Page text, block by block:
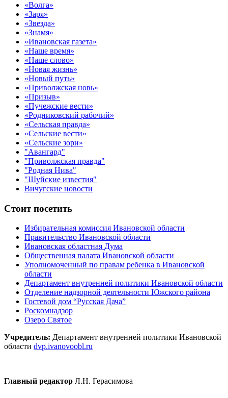
«Волга»
«Заря»
«Звезда»
«Знамя»
«Ивановская газета»
«Наше время»
«Наше слово»
«Новая жизнь»
«Новый путь»
«Приволжская новь»
«Призыв»
«Пучежские вести»
«Родниковский рабочий»
«Сельская правда»
«Сельские вести»
«Сельские зори»
"Авангард"
"Приволжская правда"
"Родная Нива"
"Шуйские известия"
Вичугские новости
Стоит посетить
Избирательная комиссия Ивановской области
Правительство Ивановской области
Ивановская областная Дума
Общественная палата Ивановской области
Уполномоченный по правам ребенка в Ивановской
области
Департамент внутренней политики Ивановской области
Отделение надзорной деятельности Южского района
Гостевой дом “Русская Дача”
Роскомнадзор
Озеро Святое
Учредитель: Департамент внутренней политики Ивановской
области dvp.ivanovoobl.ru
Главный редактор Л.Н. Герасимова